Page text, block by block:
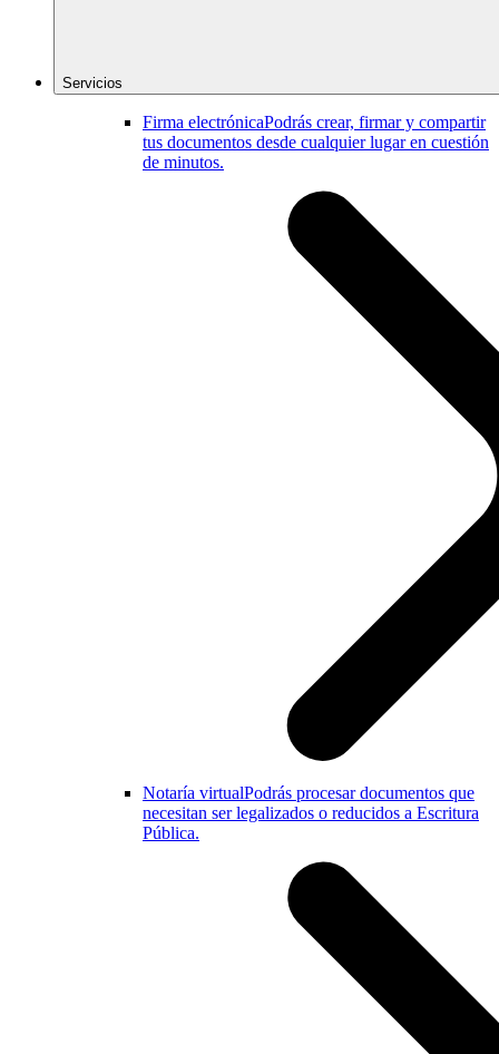
Servicios
Firma electrónicaPodrás crear, firmar y compartir
tus documentos desde cualquier lugar en cuestión
de minutos.
Notaría virtualPodrás procesar documentos que
necesitan ser legalizados o reducidos a Escritura
Pública.